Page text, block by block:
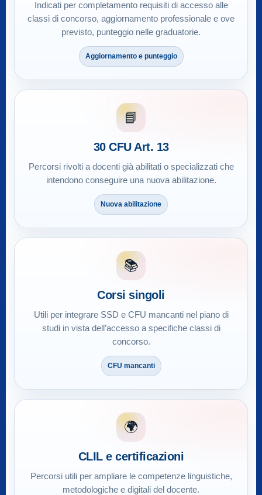
Indicati per completamento requisiti di accesso alle
classi di concorso, aggiornamento professionale e ove
previsto, punteggio nelle graduatorie.
Aggiornamento e punteggio
📘
30 CFU Art. 13
Percorsi rivolti a docenti già abilitati o specializzati che
intendono conseguire una nuova abilitazione.
Nuova abilitazione
📚
Corsi singoli
Utili per integrare SSD e CFU mancanti nel piano di
studi in vista dell’accesso a specifiche classi di
concorso.
CFU mancanti
🌍
CLIL e certificazioni
Percorsi utili per ampliare le competenze linguistiche,
metodologiche e digitali del docente.